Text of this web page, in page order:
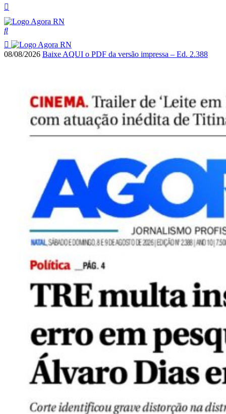
08/08/2026 Baixe AQUI o PDF da versão impressa – Ed. 2.388